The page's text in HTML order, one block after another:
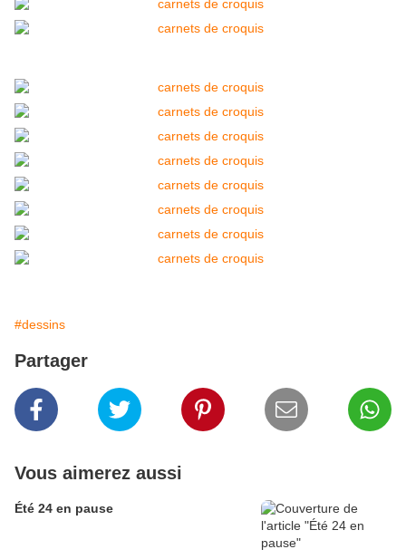
#dessins
Partager
Vous aimerez aussi
Été 24 en pause